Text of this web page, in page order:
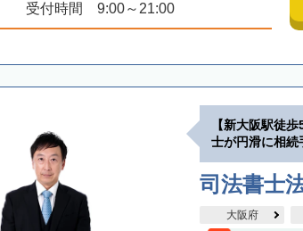
受付時間 9:00～21:00
【新大阪駅徒
士が円滑に相続
司法書士
大阪府